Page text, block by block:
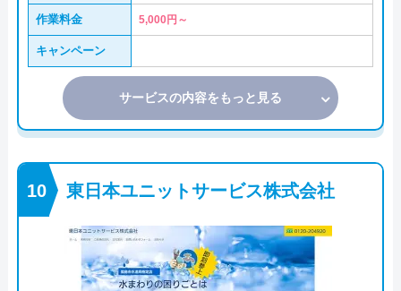
作業料金 5,000円～
キャンペーン
サービスの内容をもっと見る
東日本ユニットサービス株式会社